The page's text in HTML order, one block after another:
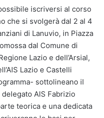
iscriversi al corso
che si svolgerà dal 2 al 4
di Lanuvio, in Piazza
dal Comune di
Lazio e dell’Arsial,
Lazio e Castelli
sottolineano il
AIS Fabrizio
teorica e una dedicata